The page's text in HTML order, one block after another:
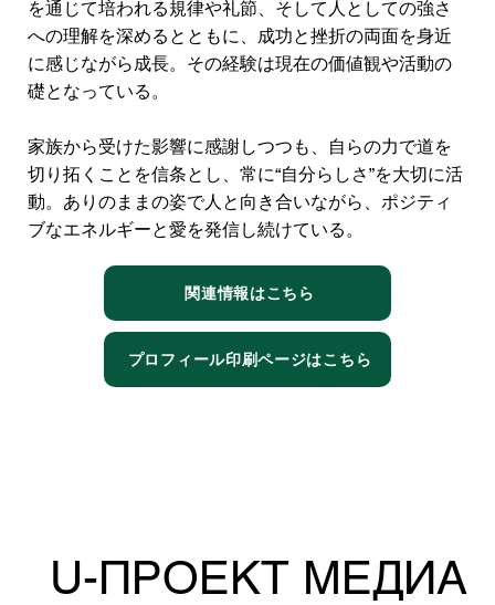
を通じて培われる規律や礼節、そして人としての強さ
への理解を深めるとともに、成功と挫折の両面を身近
に感じながら成長。その経験は現在の価値観や活動の
礎となっている。
家族から受けた影響に感謝しつつも、自らの力で道を
切り拓くことを信条とし、常に“自分らしさ”を大切に活
動。ありのままの姿で人と向き合いながら、ポジティ
ブなエネルギーと愛を発信し続けている。
関連情報はこちら
プロフィール印刷ページはこちら
U-ПРОЕКТ МЕДИА